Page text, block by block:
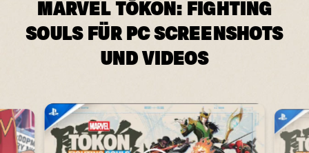
MARVEL TŌKON: FIGHTING
SOULS FÜR PC SCREENSHOTS
UND VIDEOS